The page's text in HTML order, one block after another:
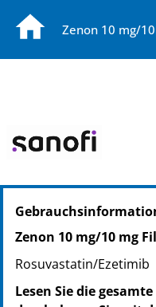
Zenon 10 mg/
PZN: 15638719
PPN: 111563871952
NTIN: 04150156387190
PPN: 111563872518
NTIN: 04150156387251
Zenon 10 mg/10 mg
Rosuvastatin/Ezetimib
Lesen Sie die